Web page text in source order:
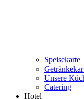
Speisekarte
Unsere
Catering
Hotel